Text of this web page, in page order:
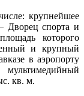
крупнейшее
Дворец спорта и
которого
и крупный
в аэропорту
кв. м.